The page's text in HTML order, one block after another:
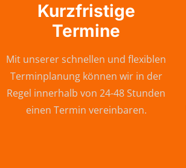
Kurzfristige
Termine
Mit unserer schnellen und flexiblen
Terminplanung können wir in der
Regel innerhalb von 24-48 Stunden
einen Termin vereinbaren.